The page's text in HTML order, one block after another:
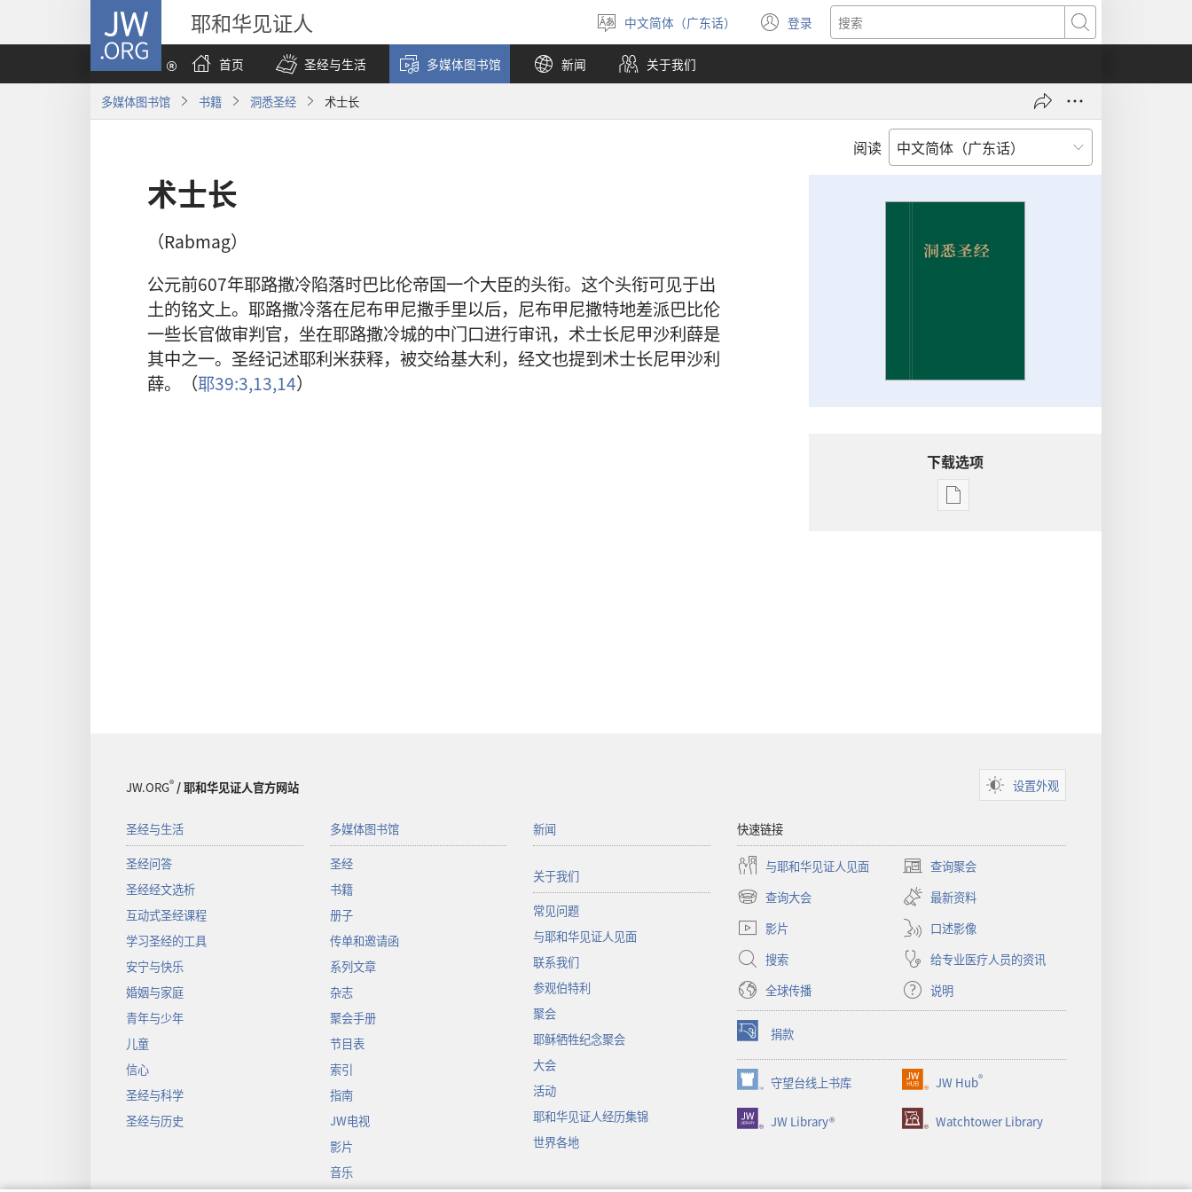
JW.ORG 耶和华见证人
选
择
语
言
中文简体（广东话） 登录
（打
开
窗
搜
索
首页
圣经与生活 多媒体图书馆 新闻 关于我们
多媒体图书馆 书籍 洞悉圣经 术士长
阅读
术士长
（Rabmag）
公元前607年耶路撒冷陷落时巴比伦帝国一个大臣的头衔。这个头衔可见于出
土的铭文上。耶路撒冷落在尼布甲尼撒手里以后，尼布甲尼撒特地差派巴比伦
一些长官做审判官，坐在耶路撒冷城的中门口进行审讯，术士长尼甲沙利薛是
其中之一。圣经记述耶利米获释，被交给基大利，经文也提到术士长尼甲沙利
薛。（耶39:3,13,14）
下载选项
电
JW.ORG®/ 耶和华见证人官方网站 设置外观
圣经与生活
圣经问答
圣经经文选析
互动式圣经课程
学习圣经的工具
安宁与快乐
婚姻与家庭
青年与少年
儿童
信心
圣经与科学
圣经与历史
多媒体图书馆
圣经
书籍
册子
传单和邀请函
系列文章
杂志
聚会手册
节目表
索引
指南
JW电视
影片
音乐
新闻
关于我们
常见问题
与耶和华见证人见面
联系我们
参观伯特利
聚会
耶稣牺牲纪念聚会
大会
活动
耶和华见证人经历集锦
世界各地
快速链接
与耶和华见证人见面 查询聚会
（打
开
新
窗
口）
查询大会
（打
开
新
窗
口）
最新资料
影片
口述影像
搜索
给专业医疗人员的资讯
全球传播
说明
捐款
（打
开
新
窗
口）
守望台线上书库
（打
开
新
JW Hub®
（打
开
新
JW Library® Watchtower Library